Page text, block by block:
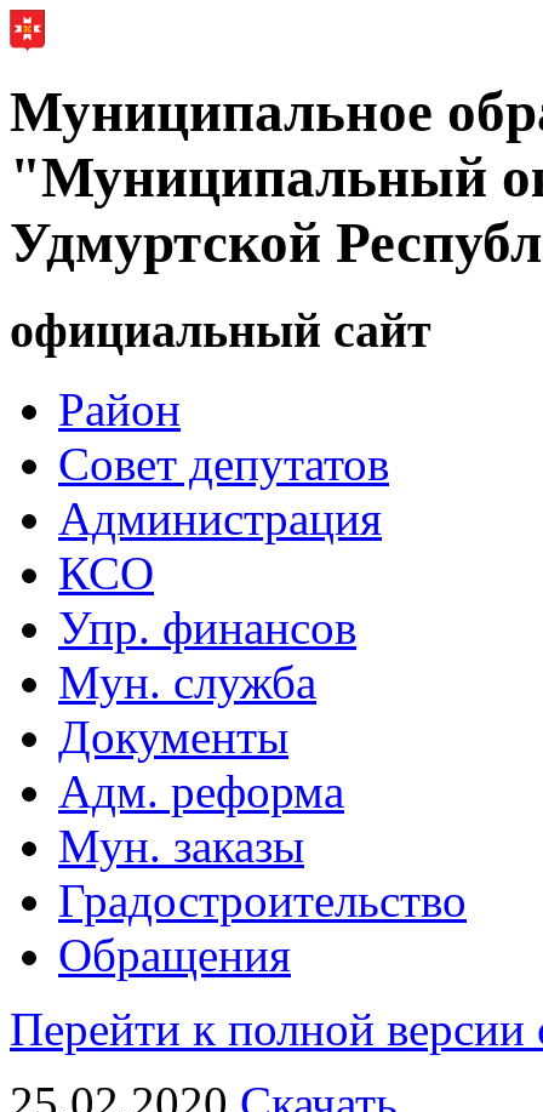
Муниципальное
"Муниципальный
Удмуртской
официальный сайт
Район
Совет депутатов
Администрация
КСО
Упр. финансов
Мун. служба
Документы
Адм. реформа
Мун. заказы
Градостроительство
Обращения
Перейти к полной версии